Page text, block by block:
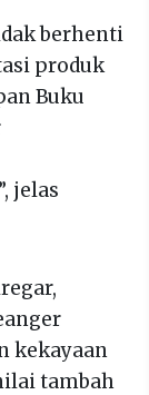
berhenti
produk
Buku
jelas
kekayaan
tambah